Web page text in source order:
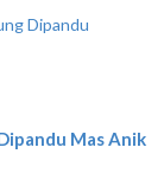
Mas Anik